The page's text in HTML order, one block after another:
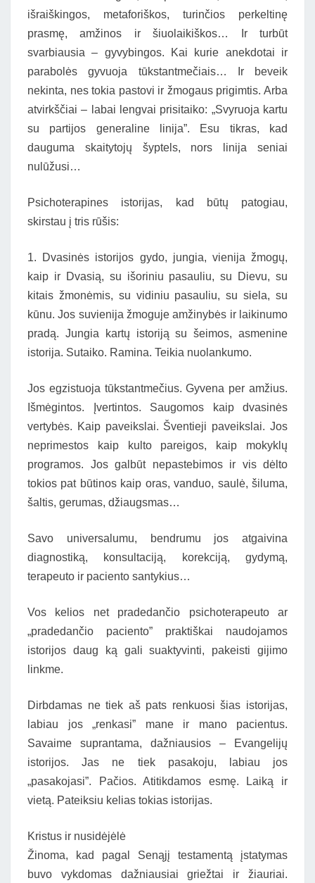
išraiškingos, metaforiškos, turinčios perkeltinę
prasmę, amžinos ir šiuolaikiškos… Ir turbūt
svarbiausia – gyvybingos. Kai kurie anekdotai ir
parabolės gyvuoja tūkstantmečiais… Ir beveik
nekinta, nes tokia pastovi ir žmogaus prigimtis. Arba
atvirkščiai – labai lengvai prisitaiko: „Svyruoja kartu
su partijos generaline linija”. Esu tikras, kad
dauguma skaitytojų šyptels, nors linija seniai
nulūžusi…
Psichoterapines istorijas, kad būtų patogiau,
skirstau į tris rūšis:
1. Dvasinės istorijos gydo, jungia, vienija žmogų,
kaip ir Dvasią, su išoriniu pasauliu, su Dievu, su
kitais žmonėmis, su vidiniu pasauliu, su siela, su
kūnu. Jos suvienija žmoguje amžinybės ir laikinumo
pradą. Jungia kartų istoriją su šeimos, asmenine
istorija. Sutaiko. Ramina. Teikia nuolankumo.
Jos egzistuoja tūkstantmečius. Gyvena per amžius.
Išmėgintos. Įvertintos. Saugomos kaip dvasinės
vertybės. Kaip paveikslai. Šventieji paveikslai. Jos
neprimestos kaip kulto pareigos, kaip mokyklų
programos. Jos galbūt nepastebimos ir vis dėlto
tokios pat būtinos kaip oras, vanduo, saulė, šiluma,
šaltis, gerumas, džiaugsmas…
Savo universalumu, bendrumu jos atgaivina
diagnostiką, konsultaciją, korekciją, gydymą,
terapeuto ir paciento santykius…
Vos kelios net pradedančio psichoterapeuto ar
„pradedančio paciento” praktiškai naudojamos
istorijos daug ką gali suaktyvinti, pakeisti gijimo
linkme.
Dirbdamas ne tiek aš pats renkuosi šias istorijas,
labiau jos „renkasi” mane ir mano pacientus.
Savaime suprantama, dažniausios – Evangelijų
istorijos. Jas ne tiek pasakoju, labiau jos
„pasakojasi”. Pačios. Atitikdamos esmę. Laiką ir
vietą. Pateiksiu kelias tokias istorijas.
Kristus ir nusidėjėlė
Žinoma, kad pagal Senąjį testamentą įstatymas
buvo vykdomas dažniausiai griežtai ir žiauriai.